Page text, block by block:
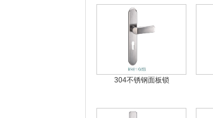
304不锈钢面板锁